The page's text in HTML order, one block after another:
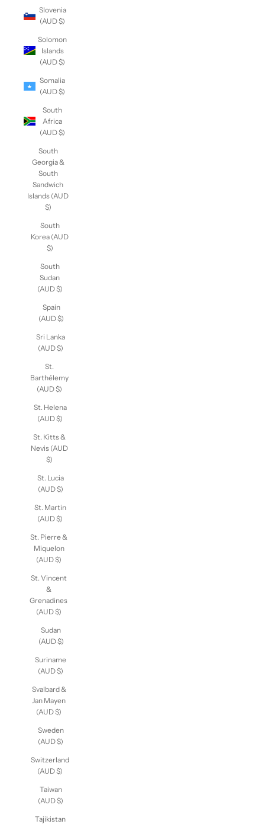
Slovenia
(AUD $)
Solomon
Islands
(AUD $)
Somalia
(AUD $)
South
Africa
(AUD $)
South
Georgia &
South
Sandwich
Islands
(AUD $)
South
Korea
(AUD $)
South
Sudan
(AUD $)
Spain
(AUD $)
Sri Lanka
(AUD $)
St.
Barthélemy
(AUD $)
St. Helena
(AUD $)
St. Kitts &
Nevis
(AUD $)
St. Lucia
(AUD $)
St. Martin
(AUD $)
St. Pierre &
Miquelon
(AUD $)
St. Vincent
&
Grenadines
(AUD $)
Sudan
(AUD $)
Suriname
(AUD $)
Svalbard &
Jan Mayen
(AUD $)
Sweden
(AUD $)
Switzerland
(AUD $)
Taiwan
(AUD $)
Tajikistan